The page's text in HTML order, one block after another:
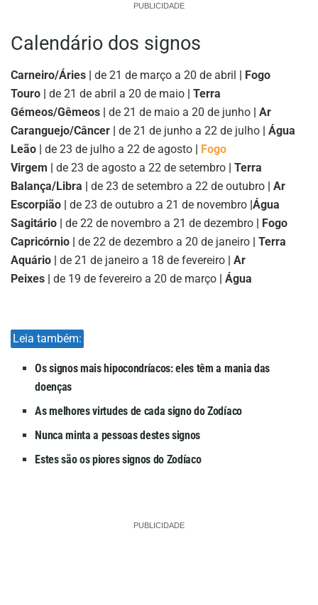
PUBLICIDADE
Calendário dos signos
Carneiro/Áries | de 21 de março a 20 de abril | Fogo
Touro | de 21 de abril a 20 de maio | Terra
Gémeos/Gêmeos | de 21 de maio a 20 de junho | Ar
Caranguejo/Câncer | de 21 de junho a 22 de julho | Água
Leão | de 23 de julho a 22 de agosto | Fogo
Virgem | de 23 de agosto a 22 de setembro | Terra
Balança/Libra | de 23 de setembro a 22 de outubro | Ar
Escorpião | de 23 de outubro a 21 de novembro |Água
Sagitário | de 22 de novembro a 21 de dezembro | Fogo
Capricórnio | de 22 de dezembro a 20 de janeiro | Terra
Aquário | de 21 de janeiro a 18 de fevereiro | Ar
Peixes | de 19 de fevereiro a 20 de março | Água
Leia também:
Os signos mais hipocondríacos: eles têm a mania das
doenças
As melhores virtudes de cada signo do Zodíaco
Nunca minta a pessoas destes signos
Estes são os piores signos do Zodíaco
PUBLICIDADE